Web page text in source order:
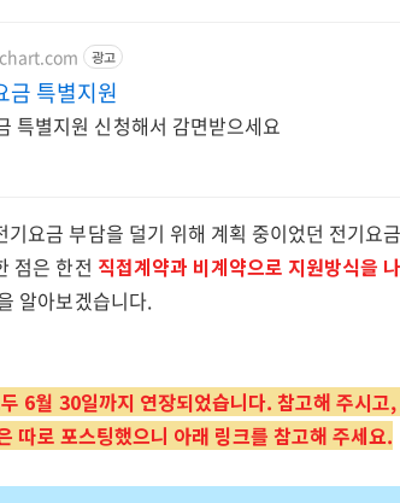
광고
금 특별지원
특별지원 신청해서 감면받으세요
기요금 부담을 덜기 위해 계획 중이었던 전기요
점은 한전 직접계약과 비계약으로 지원방식을
알아보겠습니다.
6월 30일까지 연장되었습니다. 참고해 주시
따로 포스팅했으니 아래 링크를 참고해 주세요.